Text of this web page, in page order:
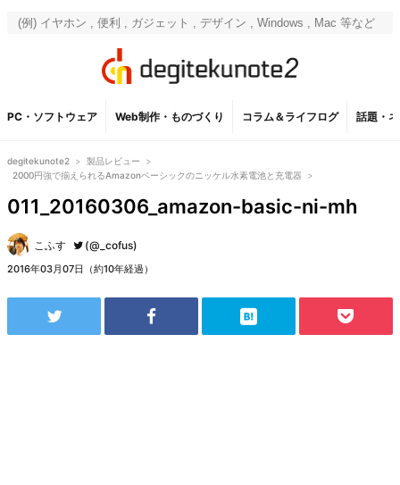
PC・ソフトウェア Web制作・ものづくり コラム＆ライフログ 話題・
degitekunote2 > 製品レビュー
>
2000円強で揃えられるAmazonベーシックのニッケル水素電池と充電器
>
011_20160306_amazon-basic-ni-mh
こふす (@_cofus)
2016年03月07日（約10年経過）